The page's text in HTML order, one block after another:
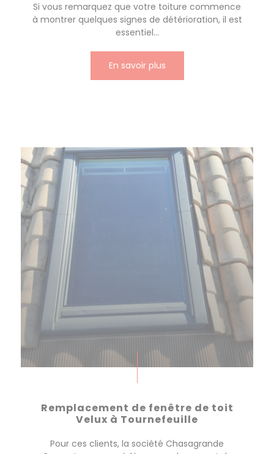
Si vous remarquez que votre toiture commence
à montrer quelques signes de détérioration, il est
essentiel...
En savoir plus
Remplacement de fenêtre de toit
Velux à Tournefeuille
Pour ces clients, la société Chasagrande